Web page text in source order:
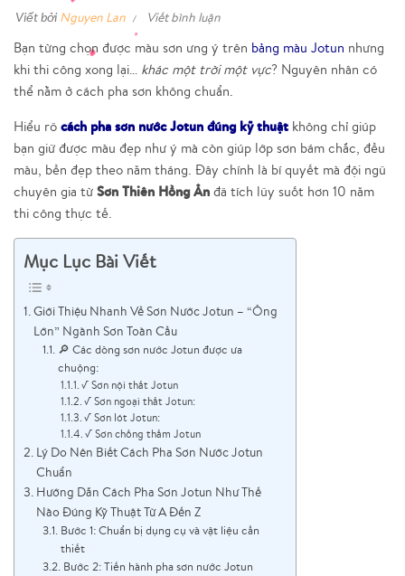
Viết bởi Nguyen Lan Viết bình luận
Bạn từng chọn được màu sơn ưng ý trên bảng màu Jotun nhưng
khi thi công xong lại… khác một trời một vực? Nguyên nhân có
thể nằm ở cách pha sơn không chuẩn.
Hiểu rõ cách pha sơn nước Jotun đúng kỹ thuật không chỉ giúp
bạn giữ được màu đẹp như ý mà còn giúp lớp sơn bám chắc, đều
màu, bền đẹp theo năm tháng. Đây chính là bí quyết mà đội ngũ
chuyên gia từ Sơn Thiên Hồng Ân đã tích lũy suốt hơn 10 năm
thi công thực tế.
Mục Lục Bài Viết
Giới Thiệu Nhanh Về Sơn Nước Jotun – “Ông
Lớn” Ngành Sơn Toàn Cầu
🔎 Các dòng sơn nước Jotun được ưa
chuộng:
√ Sơn nội thất Jotun
√ Sơn ngoại thất Jotun:
√ Sơn lót Jotun:
√ Sơn chống thấm Jotun
Lý Do Nên Biết Cách Pha Sơn Nước Jotun
Chuẩn
Hướng Dẫn Cách Pha Sơn Jotun Như Thế
Nào Đúng Kỹ Thuật Từ A Đến Z
Bước 1: Chuẩn bị dụng cụ và vật liệu cần
thiết
Bước 2: Tiến hành pha sơn nước Jotun